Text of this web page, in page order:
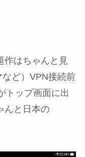
作はちゃんと見
ど）VPN接続前
トップ画面に出
んと日本の